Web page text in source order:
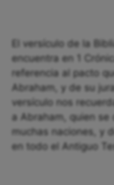
El versículo de la
encuentra en 1
referencia al pacto
Abraham, y de su
versículo nos
a Abraham, quien
muchas naciones, y
en todo el Antiguo